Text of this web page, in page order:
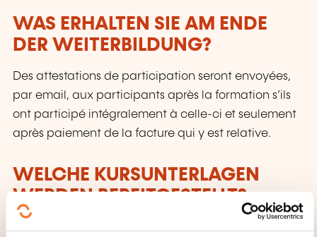
WAS ERHALTEN SIE AM ENDE
DER WEITERBILDUNG?
Des attestations de participation seront envoyées,
par email, aux participants après la formation s’ils
ont participé intégralement à celle-ci et seulement
après paiement de la facture qui y est relative.
WELCHE KURSUNTERLAGEN
WERDEN BEREITGESTELLT?
Un support de cours est remis lors de la formation.